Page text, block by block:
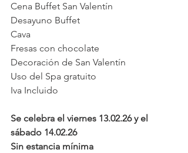
Cena Buffet San Valentín
Desayuno Buffet
Cava
Fresas con chocolate
Decoración de San Valentín
Uso del Spa gratuito
Iva Incluido
Se celebra el viernes 13.02.26 y el
sábado 14.02.26
Sin estancia mínima